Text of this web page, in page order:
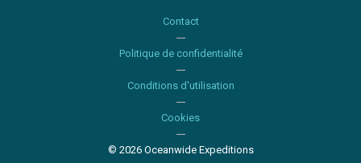
Contact
Politique de confidentialité
Conditions d'utilisation
Cookies
© 2026 Oceanwide Expeditions